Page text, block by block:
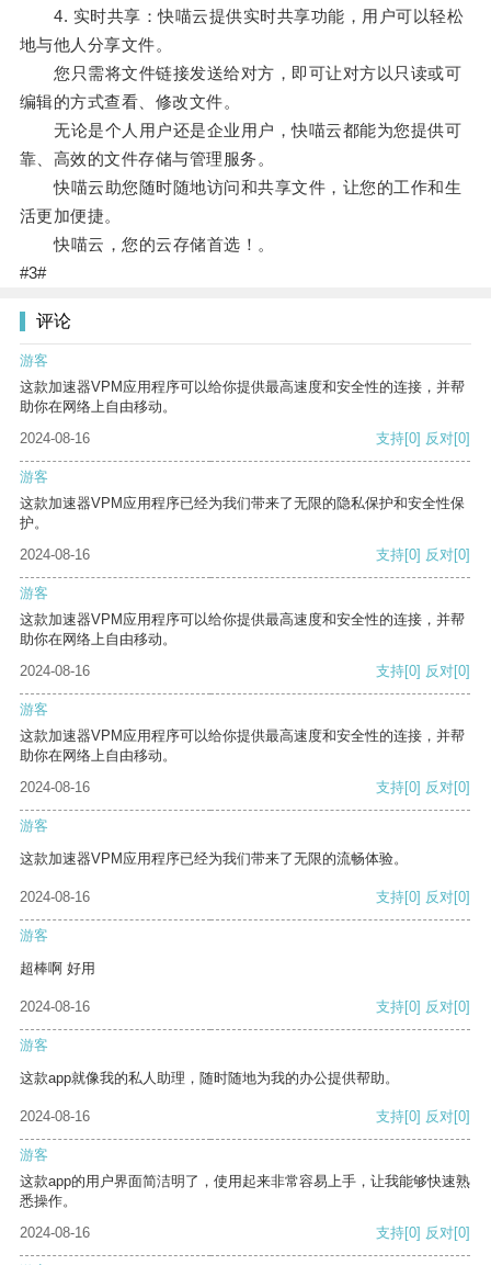
4. 实时共享：快喵云提供实时共享功能，用户可以轻松
地与他人分享文件。
您只需将文件链接发送给对方，即可让对方以只读或可
编辑的方式查看、修改文件。
无论是个人用户还是企业用户，快喵云都能为您提供可
靠、高效的文件存储与管理服务。
快喵云助您随时随地访问和共享文件，让您的工作和生
活更加便捷。
快喵云，您的云存储首选！。
#3#
评论
游客
这款加速器VPM应用程序可以给你提供最高速度和安全性的连接，并帮
助你在网络上自由移动。
2024-08-16
支持[0] 反对[0]
游客
这款加速器VPM应用程序已经为我们带来了无限的隐私保护和安全性保
护。
2024-08-16
支持[0] 反对[0]
游客
这款加速器VPM应用程序可以给你提供最高速度和安全性的连接，并帮
助你在网络上自由移动。
2024-08-16
支持[0] 反对[0]
游客
这款加速器VPM应用程序可以给你提供最高速度和安全性的连接，并帮
助你在网络上自由移动。
2024-08-16
支持[0] 反对[0]
游客
这款加速器VPM应用程序已经为我们带来了无限的流畅体验。
2024-08-16 支持[0] 反对[0]
游客
超棒啊 好用
2024-08-16 支持[0] 反对[0]
游客
这款app就像我的私人助理，随时随地为我的办公提供帮助。
2024-08-16 支持[0] 反对[0]
游客
这款app的用户界面简洁明了，使用起来非常容易上手，让我能够快速熟
悉操作。
2024-08-16
支持[0] 反对[0]